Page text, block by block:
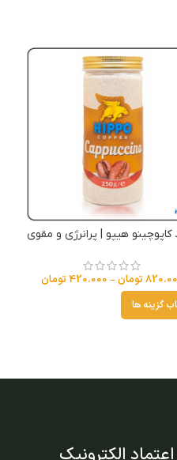
کاپوچینو هیپو | پرانرژی و مقوی
تومان–
420.000 تومان
گزینه ها
الکترونیک